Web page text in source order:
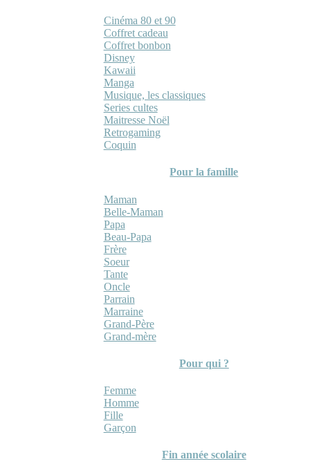
Cinéma 80 et 90
Coffret cadeau
Coffret bonbon
Disney
Kawaii
Manga
Musique, les classiques
Series cultes
Maitresse Noël
Retrogaming
Coquin
Pour la famille
Maman
Belle-Maman
Papa
Beau-Papa
Frère
Soeur
Tante
Oncle
Parrain
Marraine
Grand-Père
Grand-mère
Pour qui ?
Femme
Homme
Fille
Garçon
Fin année scolaire